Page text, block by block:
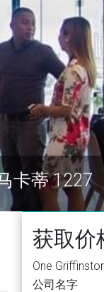
卡蒂 1227
获取价
One
公司名字